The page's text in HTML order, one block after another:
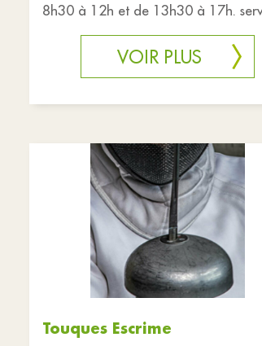
8h30 à 12h et de 13h30 à 17h. services
aux associations : Salles ou bureaux d
VOIR PLUS
Touques Escrime